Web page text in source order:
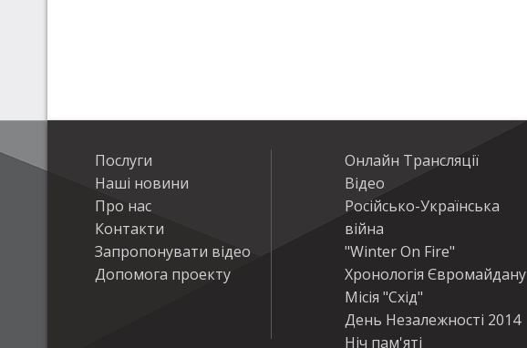
Послуги
Наші новини
Про нас
Контакти
Запропонувати відео
Допомога проекту
Онлайн Трансляції
Відео
Російсько-Українська
війна
"Winter On Fire"
Хронологія Євромайдану
Місія "Схід"
День Незалежності 2014
Ніч пам'яті